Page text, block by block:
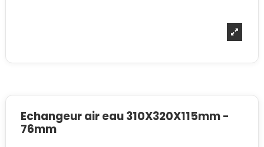
Echangeur air eau 310X320X115mm -
76mm